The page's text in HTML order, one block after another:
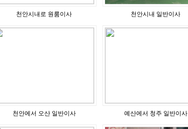
천안시내로 원룸이사 천안시내 일반이사
천안에서 오산 일반이사 예산에서 청주 일반이사